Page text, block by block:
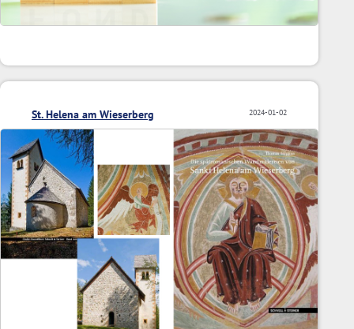
2024-01-02
St. Helena am Wieserberg